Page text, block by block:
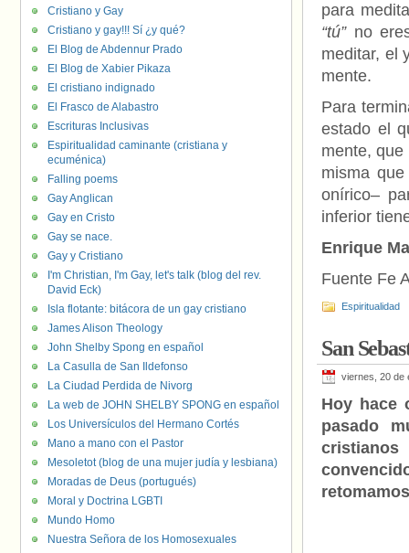
para
“tú”no
meditar, el
mente.
Para
estado el
mente,
misma
onírico–
inferior
Enrique
Fuente Fe
Espiritualidad
San
viernes, 20 de
Hoy hace
pasado
Cristiano y Gay
Cristiano y gay!!! Sí ¿y qué?
El Blog de Abdennur Prado
El Blog de Xabier Pikaza
El cristiano indignado
El Frasco de Alabastro
Escrituras Inclusivas
Espiritualidad caminante (cristiana y
ecuménica)
Falling poems
Gay Anglican
Gay en Cristo
Gay se nace.
Gay y Cristiano
I'm Christian, I'm Gay, let's talk (blog del rev.
David Eck)
Isla flotante: bitácora de un gay cristiano
James Alison Theology
John Shelby Spong en español
La Casulla de San Ildefonso
La Ciudad Perdida de Nivorg
La web de JOHN SHELBY SPONG en español
Los Universículos del Hermano Cortés
Mano a mano con el Pastor
Mesoletot (blog de una mujer judía y lesbiana)
Moradas de Deus (portugués)
Moral y Doctrina LGBTI
Mundo Homo
Nuestra Señora de los Homosexuales